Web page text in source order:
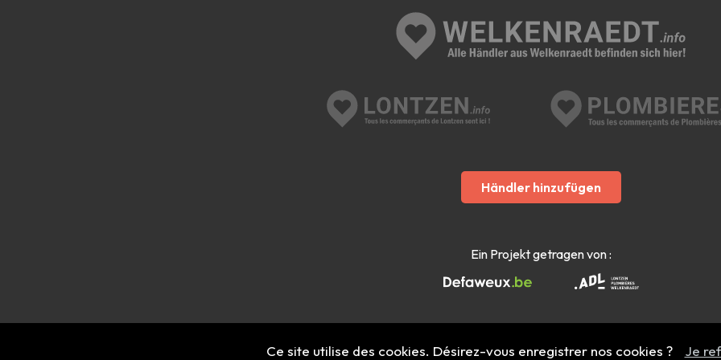
Händler hinzufügen
Ein Projekt getragen von :
Mentions légales- Copyright 2022 - 2026 welkenraedt.info
Ce site utilise des cookies. Désirez-vous enregistrer nos cookies ? Je